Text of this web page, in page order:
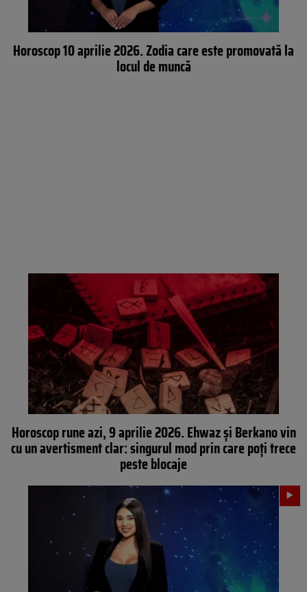
Horoscop 10 aprilie 2026. Zodia care este promovată la
locul de muncă
Horoscop rune azi, 9 aprilie 2026. Ehwaz și Berkano vin
cu un avertisment clar: singurul mod prin care poți trece
peste blocaje